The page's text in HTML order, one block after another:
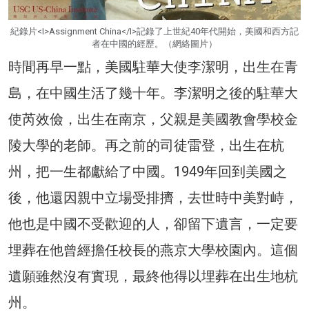
紀錄片<I>Assignment China</I>記錄了上世紀40年代開始，美國和西方記
者在中國的經歷。（網絡圖片）
時間再早一點，美國駐華大使李潔明，出生在青
島，在中國生活了幾十年。李潔明之後的駐華大
使芮效儉，出生在南京，父親是美國教會學校金
陵大學的老師。再之前的司徒雷登，出生在杭
州，把一生都獻給了中國。1949年回到美國之
後，他還因親中立場受排擠，去世時中美對峙，
他也是中國不受歡迎的人，卻留下遺言，一定要
埋葬在他曾經擔任校長的燕京大學校園內。這個
遺願雖然沒有實現，最終他得以埋葬在出生地杭
州。